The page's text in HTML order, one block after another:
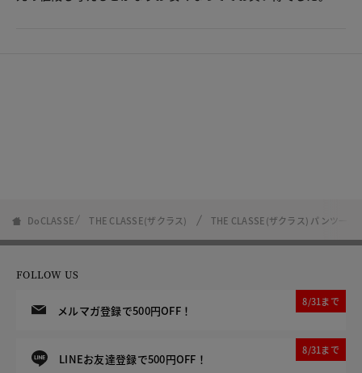
DoCLASSE THE CLASSE(ザクラス) THE CLASSE(ザクラス) パンツ一覧
FOLLOW US
メルマガ登録で500円OFF！
8/31まで
LINEお友達登録で500円OFF！
8/31まで